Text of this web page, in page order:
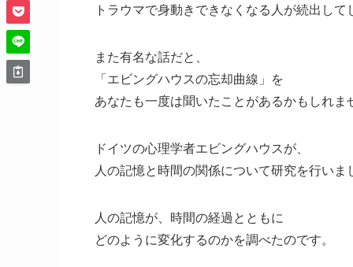
トラウマで身動きできなくなる人が続出して
また有名な話だと、
「エビングハウスの忘却曲線」を
あなたも一度は聞いたことがあるかもしれま
ドイツの心理学者エビングハウスが、
人の記憶と時間の関係について研究を行いま
人の記憶が、時間の経過とともに
どのように変化するのかを調べたのです。